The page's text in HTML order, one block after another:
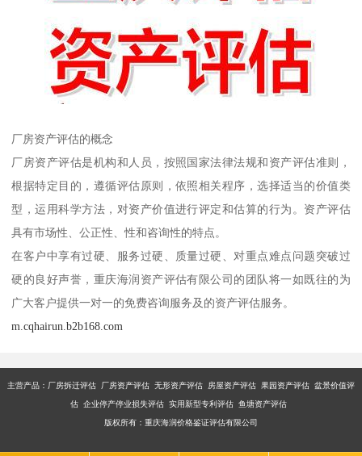
厂房资产评估的概念
厂房资产评估是机构和人员，按照国家法律法规和资产评估准则，
根据特定目的，遵循评估原则，依照相关程序，选择适当的价值类
型，运用科学方法，对资产价值进行评定和估算的行为。资产评估
具有市场性、公正性、性和咨询性的特点。
在客户中享有过硬、服务过硬、质量过硬、对重点难点问题突破过
硬的良好声誉，重庆海润资产评估有限公司的团队将一如既往的为
广大客户提供一对一的免费咨询服务及的资产评估服务。
m.cqhairun.b2b168.com
主营产品：厂房拆迁评估 厂房资产评估 无形资产评估 房屋资产评估 果园资产评估 盆景价值评
估 企业停产停业损失评估 实用新型专利评估 鱼塘资产评估
版权所有：重庆海润价格鉴证评估有限公司